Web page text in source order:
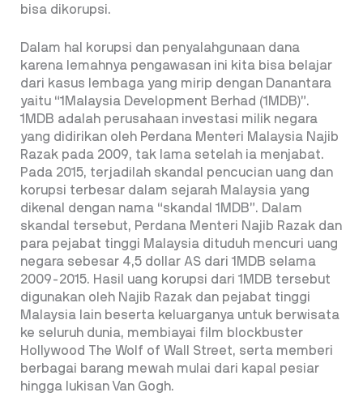
bisa dikorupsi.
Dalam hal korupsi dan penyalahgunaan dana
karena lemahnya pengawasan ini kita bisa belajar
dari kasus lembaga yang mirip dengan Danantara
yaitu “1Malaysia Development Berhad (1MDB)”.
1MDB adalah perusahaan investasi milik negara
yang didirikan oleh Perdana Menteri Malaysia Najib
Razak pada 2009, tak lama setelah ia menjabat.
Pada 2015, terjadilah skandal pencucian uang dan
korupsi terbesar dalam sejarah Malaysia yang
dikenal dengan nama “skandal 1MDB”. Dalam
skandal tersebut, Perdana Menteri Najib Razak dan
para pejabat tinggi Malaysia dituduh mencuri uang
negara sebesar 4,5 dollar AS dari 1MDB selama
2009-2015. Hasil uang korupsi dari 1MDB tersebut
digunakan oleh Najib Razak dan pejabat tinggi
Malaysia lain beserta keluarganya untuk berwisata
ke seluruh dunia, membiayai film blockbuster
Hollywood The Wolf of Wall Street, serta memberi
berbagai barang mewah mulai dari kapal pesiar
hingga lukisan Van Gogh.